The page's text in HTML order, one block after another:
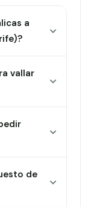
a
vallar
de